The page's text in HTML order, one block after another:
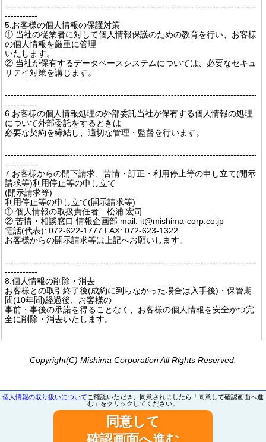
-------------------------------------------------------------------------------------
-----------
5.お客様の個人情報の保護対策
① 当社の従業者に対して個人情報保護のための教育を行い、お客様
の個人情報を厳重に管理
いたします。
② 当社が保有するデータベースシステムについては、必要なセキュ
リテイ対策を講じます。
-------------------------------------------------------------------------------------
-----------
6.お客様の個人情報処理の外部委託当社が保有する個人情報の処理
について外部委託をするときは
必要な契約を締結し、適切な管理・監督を行います。
-------------------------------------------------------------------------------------
-----------
7.お客様からの開下請求、苦情・訂正・利用停止等の申し立て(開示
請求等)利用停止等の申し立て
(開示請求等)
利用停止等の申し立て(開示請求等)
① 個人情報の取扱責任者 松浦 宏司
② 苦情・相談窓口 情報企画部 mail: it@mishima-corp.co.jp
電話(代表): 072-622-1777 FAX: 072-623-1322
お客様からの開示請求等は上記へお願いします。
-------------------------------------------------------------------------------------
-----------
8.個人情報の削除・消去
お客様との取引終了後(成約に到らなかった場合は入手後)・保管期
間(10年間)経過後、お客様の
事前・事後の承諾を得ることなく、お客様の個人情報を安全かつ完
全に削除・消去いたします。
Copyright(C) Mishima Corporation All Rights Reserved.
個人情報の取り扱いについて ご確認いただき、同意されましたら「同意して確認画面へ進
む」をクリックしてください。
同意して
確認画面へ進む